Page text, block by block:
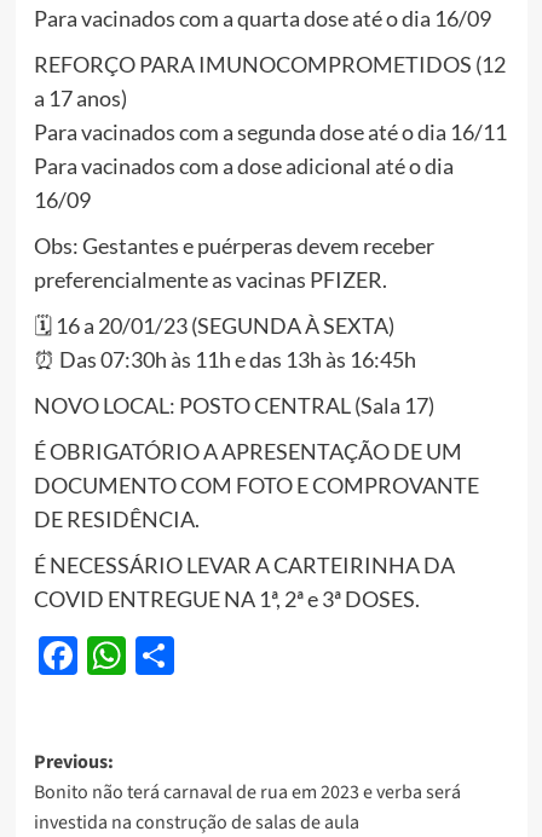
Para vacinados com a quarta dose até o dia 16/09
REFORÇO PARA IMUNOCOMPROMETIDOS (12
a 17 anos)
Para vacinados com a segunda dose até o dia 16/11
Para vacinados com a dose adicional até o dia
16/09
Obs: Gestantes e puérperas devem receber
preferencialmente as vacinas PFIZER.
🗓️ 16 a 20/01/23 (SEGUNDA À SEXTA)
⏰ Das 07:30h às 11h e das 13h às 16:45h
NOVO LOCAL: POSTO CENTRAL (Sala 17)
É OBRIGATÓRIO A APRESENTAÇÃO DE UM
DOCUMENTO COM FOTO E COMPROVANTE
DE RESIDÊNCIA.
É NECESSÁRIO LEVAR A CARTEIRINHA DA
COVID ENTREGUE NA 1ª, 2ª e 3ª DOSES.
Facebook
WhatsApp
Share
Post
navigation
Previous:
Bonito não terá carnaval de rua em 2023 e verba será
investida na construção de salas de aula